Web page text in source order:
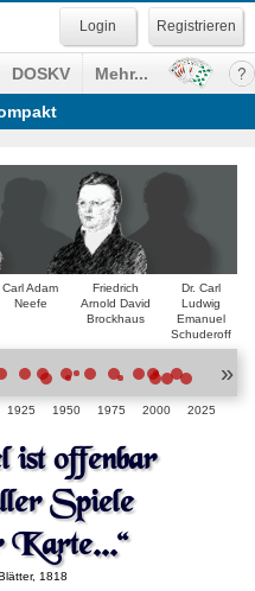
Registrieren
DOSKV
Mehr...
Carl Adam
Neefe
Friedrich
Arnold David
Brockhaus
Dr. Carl
Ludwig
Emanuel
Schuderoff
»
1925 1950 1975 2000 2025
ist offenbar
Spiele
Karte...“
1818